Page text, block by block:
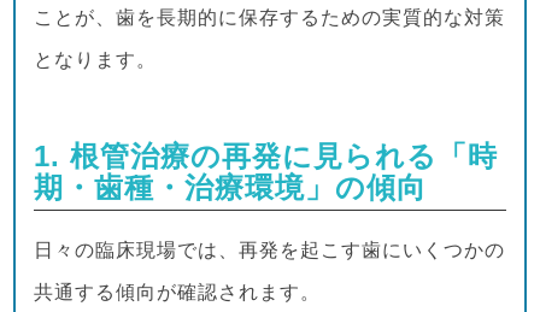
ことが、歯を長期的に保存するための実質的な対策
となります。
1. 根管治療の再発に見られる「時
期・歯種・治療環境」の傾向
日々の臨床現場では、再発を起こす歯にいくつかの
共通する傾向が確認されます。